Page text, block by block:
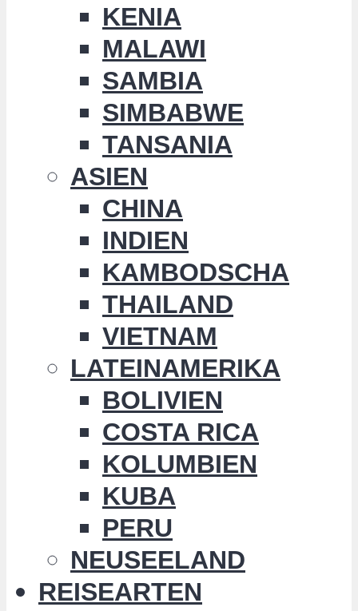
KENIA
MALAWI
SAMBIA
SIMBABWE
TANSANIA
ASIEN
CHINA
INDIEN
KAMBODSCHA
THAILAND
VIETNAM
LATEINAMERIKA
BOLIVIEN
COSTA RICA
KOLUMBIEN
KUBA
PERU
NEUSEELAND
REISEARTEN